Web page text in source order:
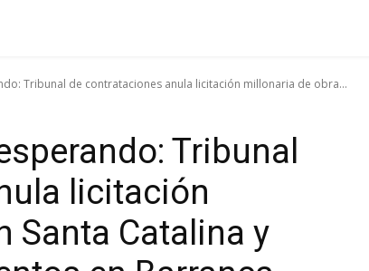
Tribunal de contrataciones anula licitación millonaria de obra...
Tribunal
licitación
Santa Catalina y